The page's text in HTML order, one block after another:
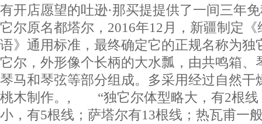
有开店愿望的吐逊·那买提提供了一间三
它尔原名都塔尔，2016年12月，新疆制定
语》通用标准，最终确定它的正规名称
它尔，外形像个长柄的大水瓢，由共鸣箱、
琴马和琴弦等部分组成。多采用经过自然干
桃木制作。, “独它尔体型略大，有2根线
小，有5根线；萨塔尔有13根线；热瓦甫一